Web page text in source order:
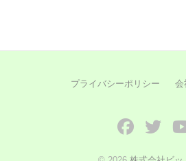
プライバシーポリシー 会
Facebook